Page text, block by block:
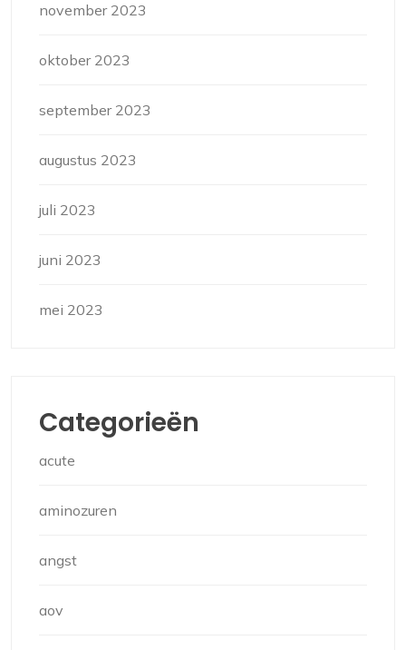
november 2023
oktober 2023
september 2023
augustus 2023
juli 2023
juni 2023
mei 2023
Categorieën
acute
aminozuren
angst
aov